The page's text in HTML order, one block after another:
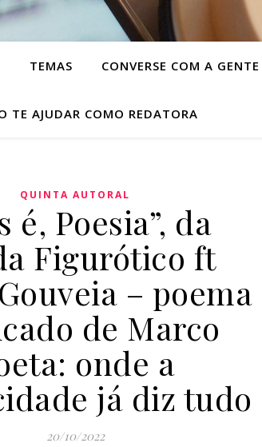
TEMAS CONVERSE COM A GENTE
TE AJUDAR COMO REDATORA
QUINTA AUTORAL
é, Poesia”, da
Figurótico ft
– poema
de Marco
onde a
já diz tudo
20/10/2022